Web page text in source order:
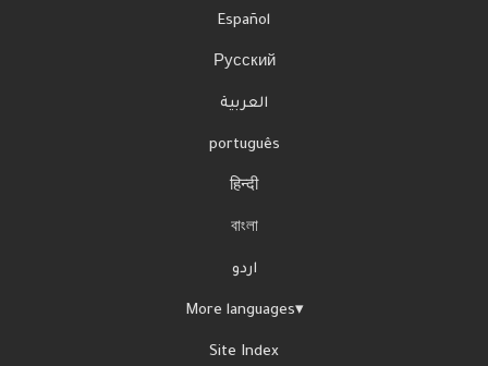
Español
Русский
العربية
português
हिन्दी
বাংলা
اردو
More languages▾
Site Index